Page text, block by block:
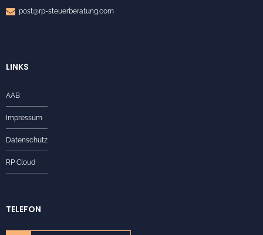
post@rp-steuerberatung.com
LINKS
AAB
Impressum
Datenschutz
RP Cloud
TELEFON